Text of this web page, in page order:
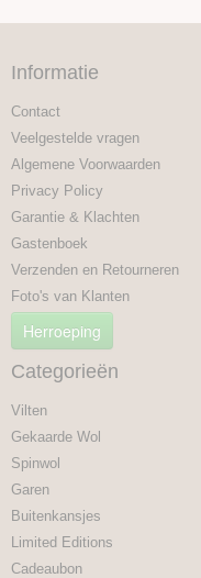
Informatie
Contact
Veelgestelde vragen
Algemene Voorwaarden
Privacy Policy
Garantie & Klachten
Gastenboek
Verzenden en Retourneren
Foto's van Klanten
Herroeping
Categorieën
Vilten
Gekaarde Wol
Spinwol
Garen
Buitenkansjes
Limited Editions
Cadeaubon